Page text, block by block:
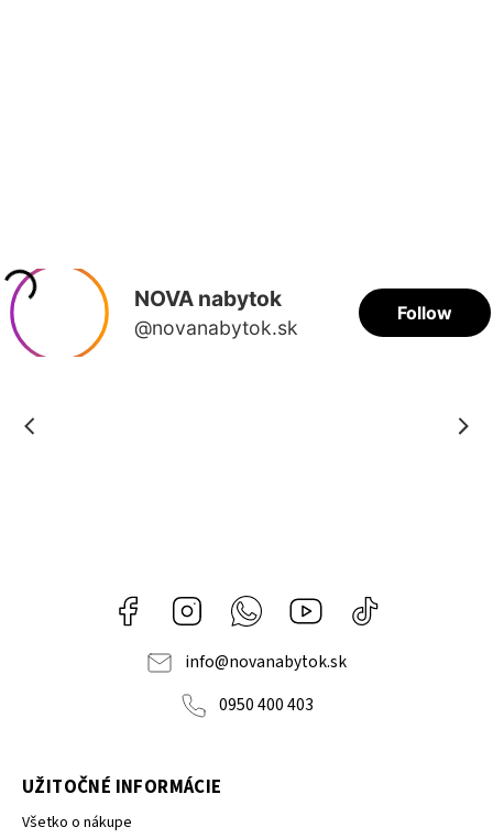
Facebook Instagram Whatsapp Youtube
nábytok
NOVA
info@novanabytok.sk
0950 400 403
UŽITOČNÉ INFORMÁCIE
Všetko o nákupe